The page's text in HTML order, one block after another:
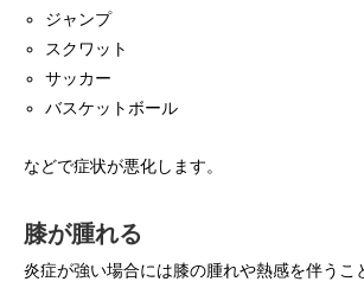
ジャンプ
スクワット
サッカー
バスケットボール
などで症状が悪化します。
膝が腫れる
炎症が強い場合には膝の腫れや熱感を伴うこ